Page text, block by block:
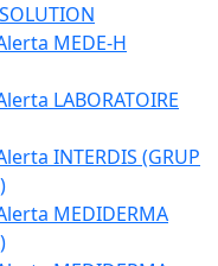
MEDE-H
LABORATOIRE
INTERDIS (GRUP
MEDIDERMA